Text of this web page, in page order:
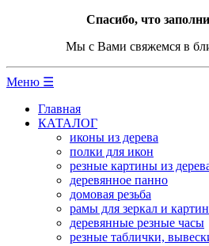
Спасибо, что
Мы с Вами свяжемся в
Меню ☰
Главная
КАТАЛОГ
иконы из дерева
полки для икон
резные картины из
деревянное панно
домовая резьба
рамы для зеркал и картин
деревянные резные часы
резные таблички,